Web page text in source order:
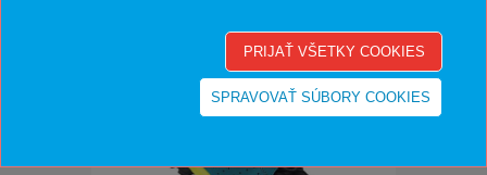
-41%